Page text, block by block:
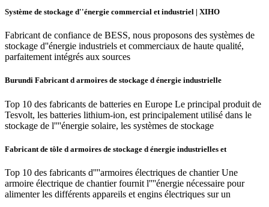
Système de stockage d''énergie commercial et industriel | XIHO
Fabricant de confiance de BESS, nous proposons des systèmes de
stockage d''énergie industriels et commerciaux de haute qualité,
parfaitement intégrés aux sources
Burundi Fabricant d armoires de stockage d énergie industrielle
Top 10 des fabricants de batteries en Europe Le principal produit de
Tesvolt, les batteries lithium-ion, est principalement utilisé dans le
stockage de l''''énergie solaire, les systèmes de stockage
Fabricant de tôle d armoires de stockage d énergie industrielles et
Top 10 des fabricants d''''armoires électriques de chantier Une
armoire électrique de chantier fournit l''''énergie nécessaire pour
alimenter les différents appareils et engins électriques sur un